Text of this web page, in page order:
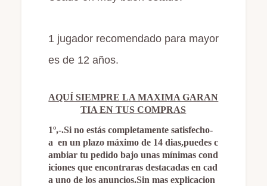
1 jugador recomendado para mayor
es de 12 años.
AQUÍ SIEMPRE LA MAXIMA GARAN
TIA EN TUS COMPRAS
1º,-.Si no estás completamente satisfecho-
a en un plazo máximo de 14 dias,puedes c
ambiar tu pedido bajo unas mínimas cond
iciones que encontraras destacadas en cad
a uno de los anuncios.Sin mas explicacion